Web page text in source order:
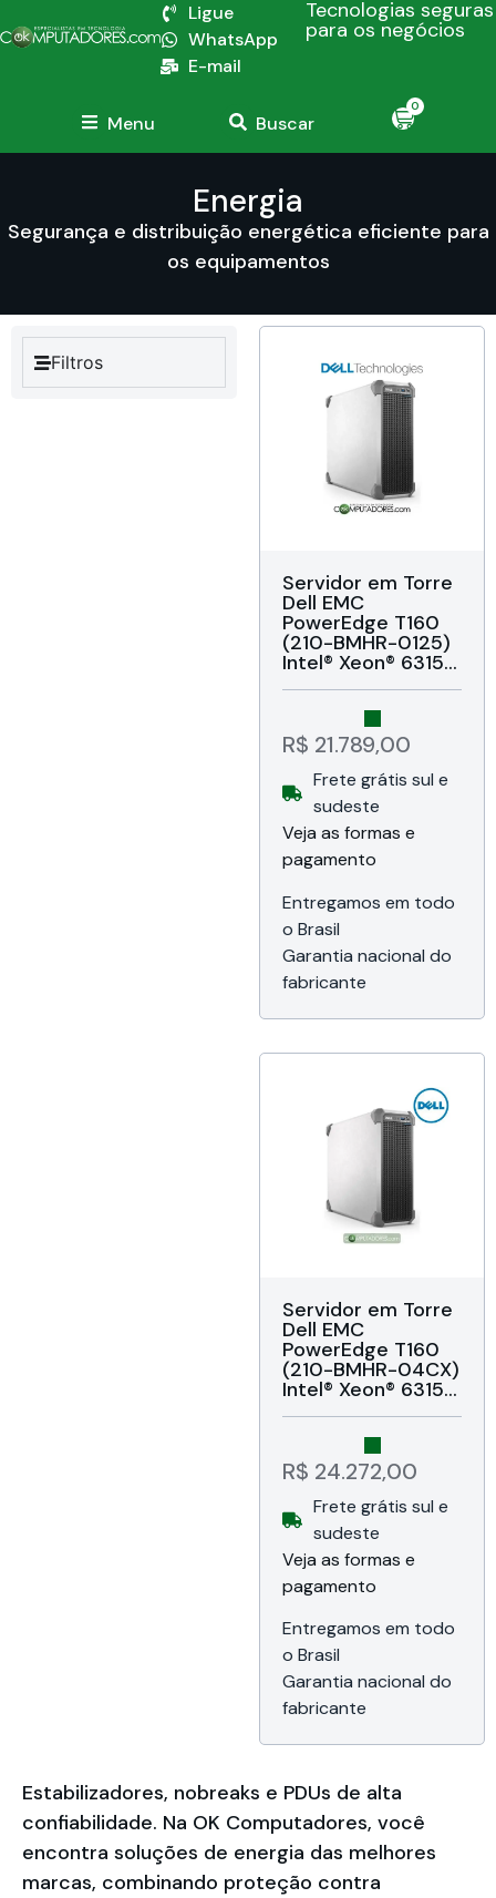
Ligue
WhatsApp
E-mail
Tecnologias seguras
para os negócios
Menu Buscar
0
Energia
Segurança e distribuição energética eficiente para
os equipamentos
Filtros
Servidor em Torre
Dell EMC
PowerEdge T160
(210-BMHR-0125)
Intel® Xeon® 6315P
4C/4T 2.8/4.7GHz
Memória 16GB
DDR5 UDIMM
5600MHz, 1x HD
2TB SATA, 2x Rede
1Gb RJ‑45, USB 3.2
/ 2.0 / VGA, Porta
serial, iDRAC9
Basic 16G, TPM 2.0
frontal, Fonte
300W Bivolt,
Garantia e
Suporte de 12
meses da Dell do
R$ 21.789,00
Frete grátis sul e
sudeste
Veja as formas e
pagamento
Entregamos em todo
o Brasil
Garantia nacional do
fabricante
Servidor em Torre
Dell EMC
PowerEdge T160
(210-BMHR-04CX)
Intel® Xeon® 6315P
DDR5 UDIMM, HD
2TB SATA, 2x Rede
1Gb RJ‑45, USB 3.2
/ 2.0 / VGA, Porta
serial, iDRAC9
Enterprise, TPM
2.0 V3, 3U, Bezel
frontal, Fonte
Garantia e
Suporte de 12
meses da Dell do
Brasil
R$ 24.272,00
Frete grátis sul e
sudeste
Veja as formas e
pagamento
Entregamos em todo
o Brasil
Garantia nacional do
fabricante
Estabilizadores, nobreaks e PDUs de alta
confiabilidade. Na OK Computadores, você
encontra soluções de energia das melhores
marcas, combinando proteção contra